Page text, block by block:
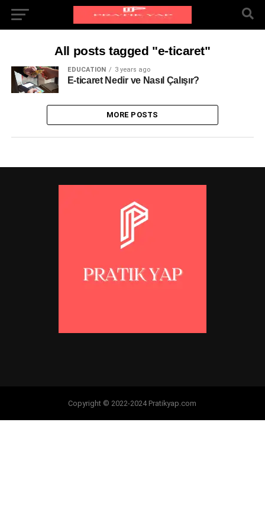
All posts tagged "e-ticaret"
EDUCATION 3 years ago
E-ticaret Nedir ve Nasıl Çalışır?
MORE POSTS
Copyright © 2022-2024 Pratikyap.com